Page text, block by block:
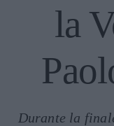
la
Durante la